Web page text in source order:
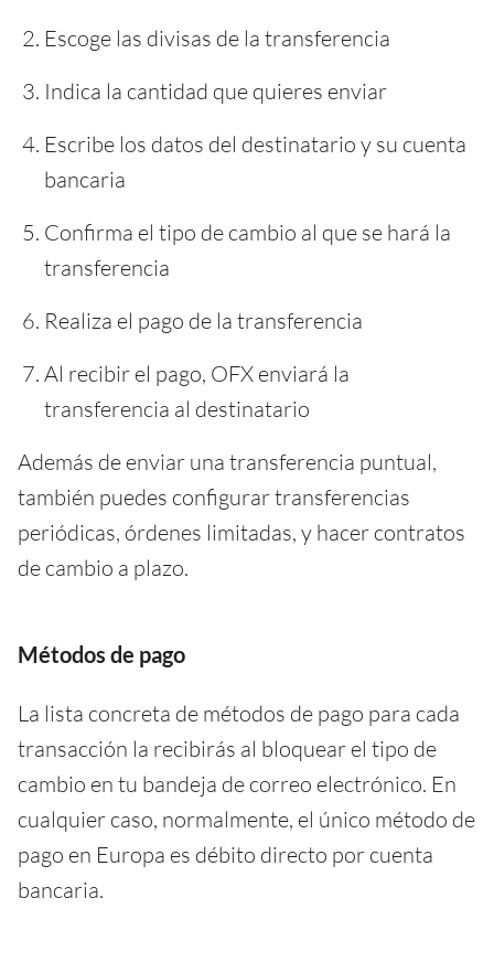
Escoge las divisas de la transferencia
Indica la cantidad que quieres enviar
Escribe los datos del destinatario y su cuenta
bancaria
Confirma el tipo de cambio al que se hará la
transferencia
Realiza el pago de la transferencia
Al recibir el pago, OFX enviará la
transferencia al destinatario
Además de enviar una transferencia puntual,
también puedes configurar transferencias
periódicas, órdenes limitadas, y hacer contratos
de cambio a plazo.
Métodos de pago
La lista concreta de métodos de pago para cada
transacción la recibirás al bloquear el tipo de
cambio en tu bandeja de correo electrónico. En
cualquier caso, normalmente, el único método de
pago en Europa es débito directo por cuenta
bancaria.